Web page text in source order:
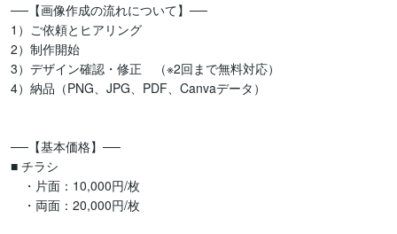
──【画像作成の流れについて】──
1）ご依頼とヒアリング
2）制作開始
3）デザイン確認・修正　（※2回まで無料対応）
4）納品（PNG、JPG、PDF、Canvaデータ）
──【基本価格】──
■ チラシ
・片面：10,000円/枚
・両面：20,000円/枚